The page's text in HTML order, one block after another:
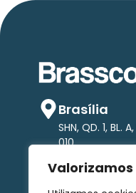
Brasília
SHN, QD. 1, BL.
010
São Paulo
Av. Brigadeiro